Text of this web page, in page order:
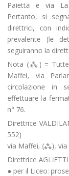
Paietta e via La
Pertanto, si
direttrici, con
prevalente (le
seguiranno la
Nota (⁂) = Tutte
Maffei, via
circolazione in
effettuare la
n° 76.
Direttrice
552)
via Maffei, (⁂), via
Direttrice
● per il Liceo: